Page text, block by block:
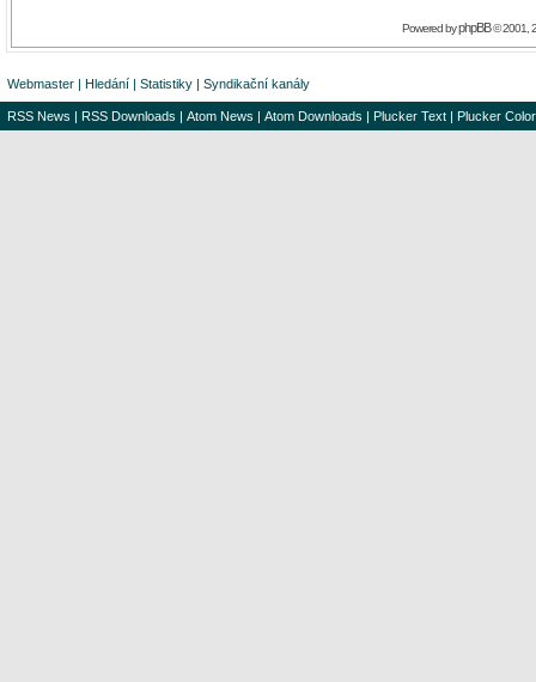
Powered byphpBB© 2001,
Webmaster | Hledání | Statistiky | Syndikační kanály
RSS News | RSS Downloads | Atom News | Atom Downloads | Plucker Text | Plucker Color